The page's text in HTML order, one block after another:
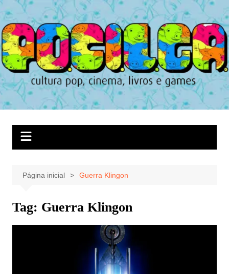
Ir
para
o
conteúdo
Página inicial Guerra Klingon
Tag: Guerra Klingon